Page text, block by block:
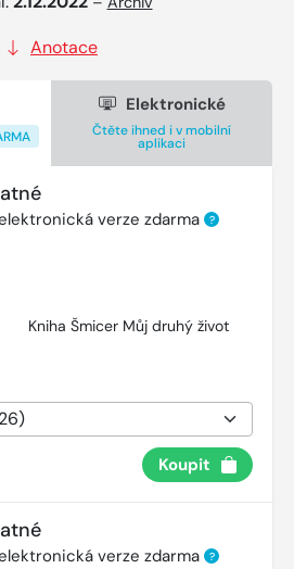
Anotace
Elektronické
Čtěte ihned i v mobilní
aplikaci
verze zdarma ?
Kniha Šmicer Můj druhý život
Koupit
verze zdarma ?